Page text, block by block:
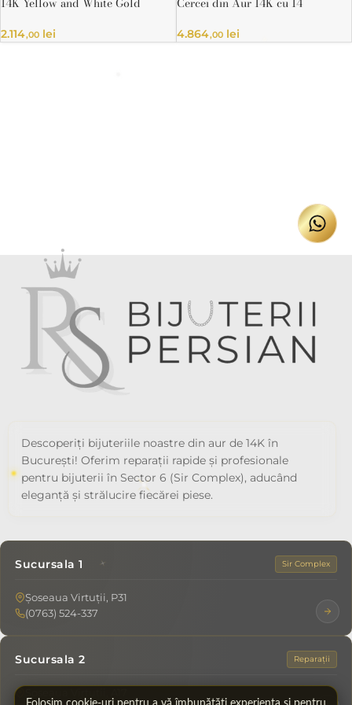
Certificate
2.114,00 lei
– Certificat HRD
4.864,00lei
Descoperiți bijuteriile noastre din aur de 14K în
București! Oferim reparații rapide și profesionale
pentru bijuterii în Sector 6 (Sir Complex), aducând
eleganță și strălucire fiecărei piese.
Sucursala 1 Sir Complex
Șoseaua Virtuții, P31
(0763) 524-337
Sucursala 2 Reparații